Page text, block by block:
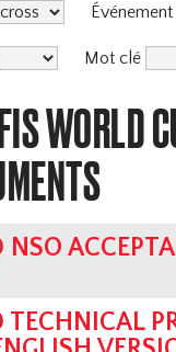
Événement
Mot clé
WORLD